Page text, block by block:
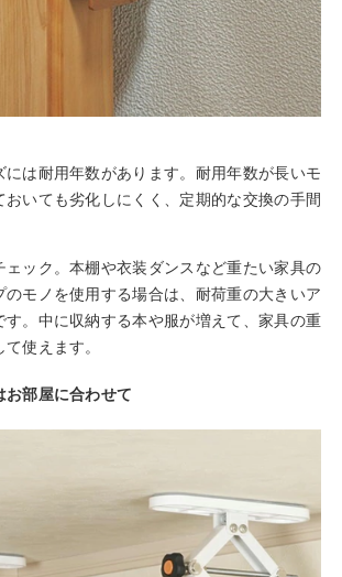
には耐用年数があります。耐用年数が長いモ
おいても劣化しにくく、定期的な交換の手間
ェック。本棚や衣装ダンスなど重たい家具の
のモノを使用する場合は、耐荷重の大きいア
す。中に収納する本や服が増えて、家具の重
使えます。
お部屋に合わせて